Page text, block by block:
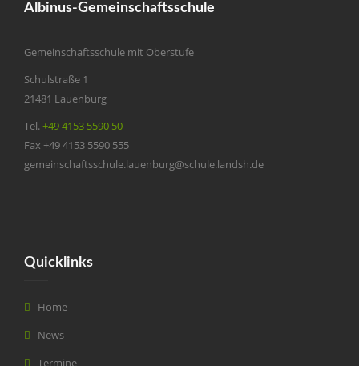
Albinus-Gemeinschaftsschule
Gemeinschaftsschule mit Oberstufe
Schulstraße 1
21481 Lauenburg
Tel.+49 4153 5590 50
Fax +49 4153 5590 555
gemeinschaftsschule.lauenburg@schule.landsh.de
Quicklinks
Home
News
Termine